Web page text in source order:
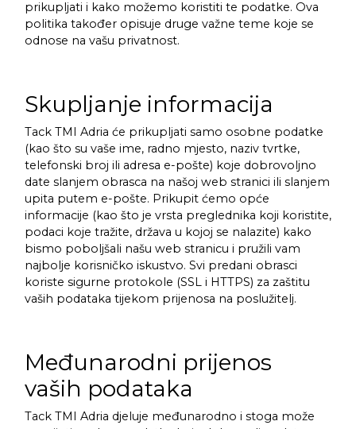
prikupljati i kako možemo koristiti te podatke. Ova
politika također opisuje druge važne teme koje se
odnose na vašu privatnost.
Skupljanje informacija
Tack TMI Adria će prikupljati samo osobne podatke
(kao što su vaše ime, radno mjesto, naziv tvrtke,
telefonski broj ili adresa e-pošte) koje dobrovoljno
date slanjem obrasca na našoj web stranici ili slanjem
upita putem e-pošte. Prikupit ćemo opće
informacije (kao što je vrsta preglednika koji koristite,
podaci koje tražite, država u kojoj se nalazite) kako
bismo poboljšali našu web stranicu i pružili vam
najbolje korisničko iskustvo. Svi predani obrasci
koriste sigurne protokole (SSL i HTTPS) za zaštitu
vaših podataka tijekom prijenosa na poslužitelj.
Međunarodni prijenos
vaših podataka
Tack TMI Adria djeluje međunarodno i stoga može